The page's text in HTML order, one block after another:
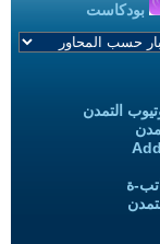
بودكاست
التمدن
ة